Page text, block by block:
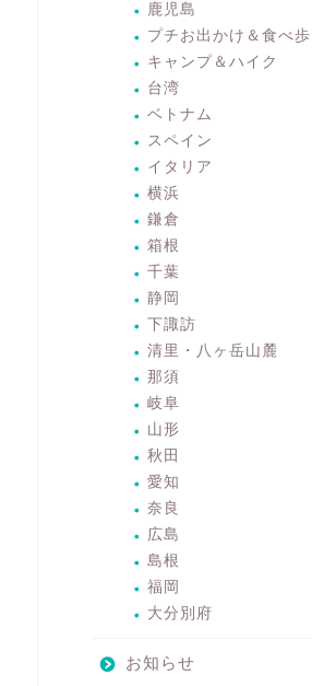
鹿児島
プチお出かけ＆食べ歩
キャンプ＆ハイク
台湾
ベトナム
スペイン
イタリア
横浜
鎌倉
箱根
千葉
静岡
下諏訪
清里・八ヶ岳山麓
那須
岐阜
山形
秋田
愛知
奈良
広島
島根
福岡
大分別府
お知らせ